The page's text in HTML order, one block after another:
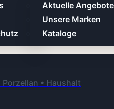
Aktuelle Angebote
Unsere Marken
Kataloge
Porzellan • Haushalt